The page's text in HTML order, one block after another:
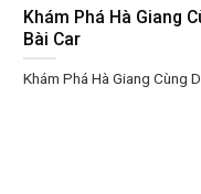
Khám Phá Hà Giang
Bài Car
Khám Phá Hà Giang Cùng